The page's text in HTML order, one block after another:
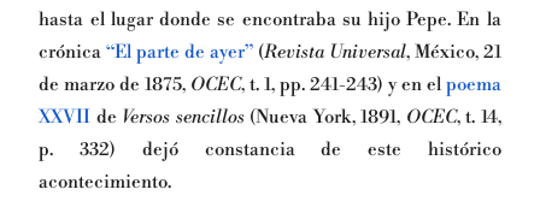
hasta el lugar donde se encontraba su hijo Pepe. En la
crónica“El parte de ayer” (Revista Universal, México, 21
de marzo de 1875, OCEC, t. 1, pp. 241-243) y en el poema
XXVII de Versos sencillos(Nueva York, 1891, OCEC, t. 14,
p. 332) dejó constancia de este histórico
acontecimiento.